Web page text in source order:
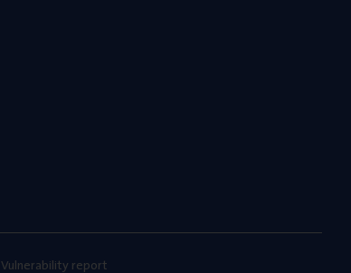
Vulnerability report